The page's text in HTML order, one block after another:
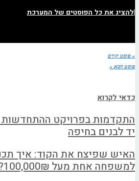
|להציג את כל הפוסטים של המערכת
« פוסט קודם
פוסט הבא »
כדאי לקרוא
התקדמות בפרויקט ההתחדשות
יד לבנים בחיפה
האיש שפיצח את הקוד: איך
למשפחה אחת מעל 100,000₪?